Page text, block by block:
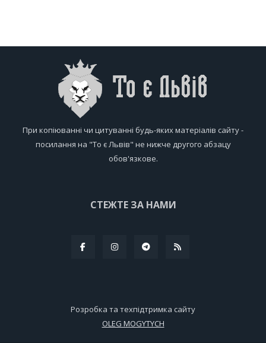
При копіюванні чи цитуванні будь-яких матеріалів сайту -
посилання на "То є Львів" не нижче другого абзацу
обов'язкове.
СТЕЖТЕ ЗА НАМИ
Розробка та техпідтримка сайту
OLEG MOGYTYCH